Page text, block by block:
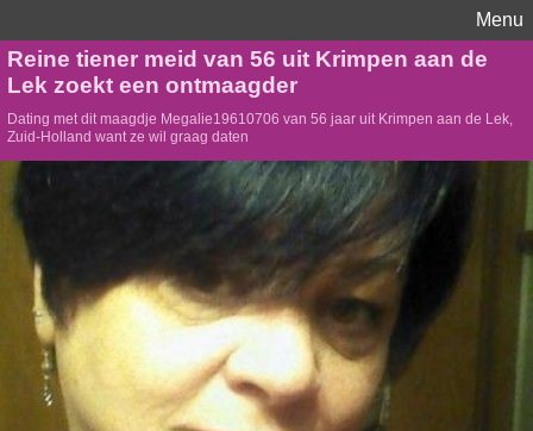
Menu
Reine tiener meid van 56 uit Krimpen aan de
Lek zoekt een ontmaagder
Dating met dit maagdje Megalie19610706 van 56 jaar uit Krimpen aan de Lek,
Zuid-Holland want ze wil graag daten